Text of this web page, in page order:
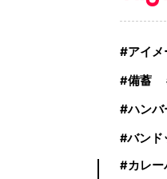
アイメ
備蓄
ハンバ
バンド
カレー